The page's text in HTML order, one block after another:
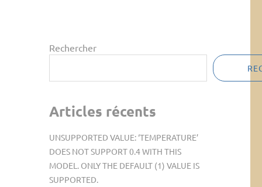
Rechercher
Articles récents
UNSUPPORTED VALUE: ‘TEMPERATURE’
DOES NOT SUPPORT 0.4 WITH THIS
MODEL. ONLY THE DEFAULT (1) VALUE IS
SUPPORTED.